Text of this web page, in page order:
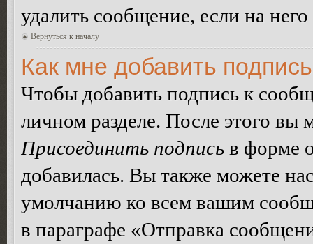
удалить сообщение, если на
Вернуться к началу
Как мне добавить
Чтобы добавить подпись к
личном разделе. После этого
Присоединить подпись в форме
добавилась. Вы также можете
умолчанию ко всем вашим
в параграфе «Отправка